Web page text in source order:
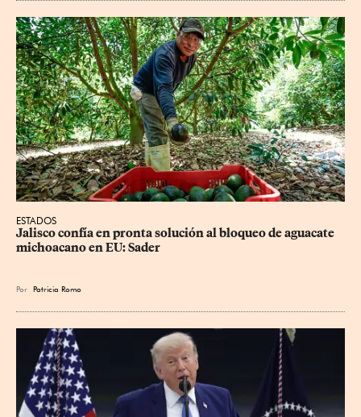
ESTADOS
Jalisco confía en pronta solución al bloqueo de aguacate
michoacano en EU: Sader
Por Patricia Romo